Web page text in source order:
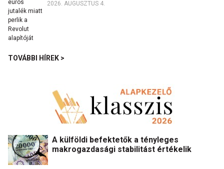
2026. AUGUSZTUS 4.
TOVÁBBI HÍREK >
A külföldi befektetők a tényleges
makrogazdasági stabilitást értékelik